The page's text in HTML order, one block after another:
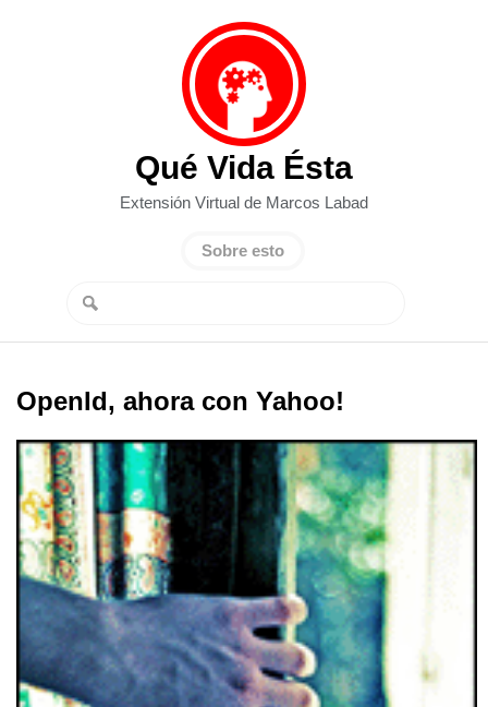
Qué Vida Ésta
Extensión Virtual de Marcos Labad
Sobre esto
OpenId, ahora con Yahoo!